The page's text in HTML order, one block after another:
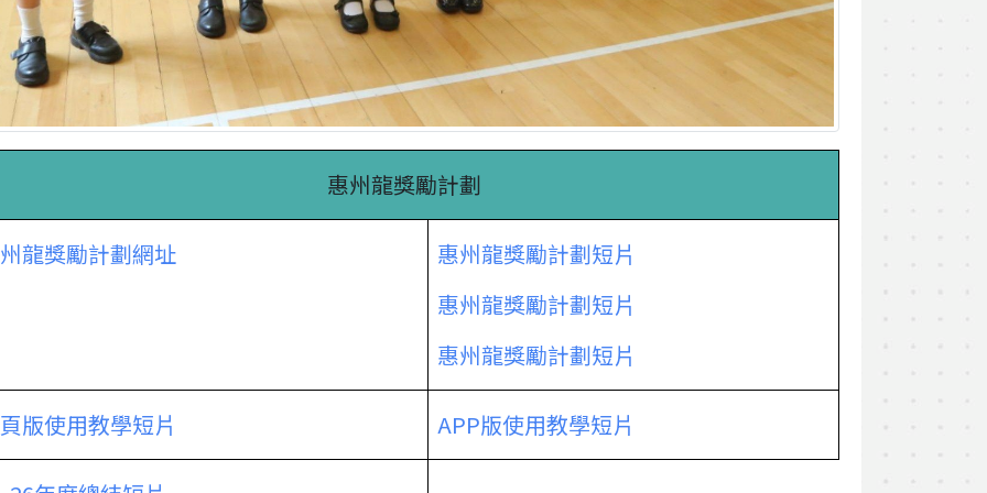
惠州龍獎勵計劃
龍獎勵計劃網址
惠州龍獎勵計劃短片
惠州龍獎勵計劃短片
惠州龍獎勵計劃短片
版使用教學短片 APP版使用教學短片